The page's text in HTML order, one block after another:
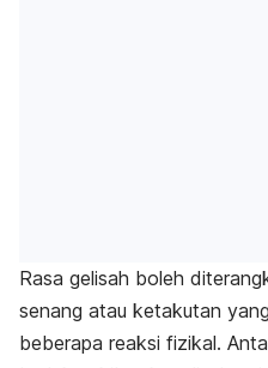
Rasa gelisah boleh
senang atau ketakutan
beberapa reaksi fizikal. A